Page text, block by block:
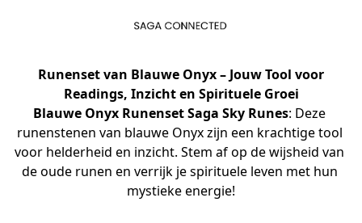
Runenset van Blauwe Onyx– Jouw Tool voor
Readings, Inzicht en Spirituele Groei
Blauwe Onyx Runenset Saga Sky Runes: Deze
runenstenen van blauwe Onyx zijn een krachtige tool
voor helderheid en inzicht. Stem af op de wijsheid van
de oude runen en verrijk je spirituele leven met hun
mystieke energie!